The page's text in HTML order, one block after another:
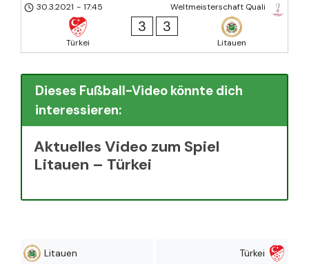
Weltmeisterschaft Quali
30.3.2021 - 17:45
Türkei
3 3
Litauen
Dieses Fußball-Video könnte dich
interessieren:
Aktuelles Video zum Spiel
Litauen – Türkei
Litauen Türkei